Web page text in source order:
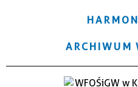
ARCHIWUM